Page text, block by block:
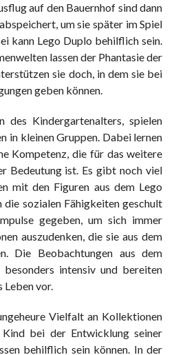
auf den Bauernhof sind dann
um sie später im Spiel
kann Lego Duplo behilflich sein.
lassen der Phantasie der
sie doch, in dem sie bei
geben können.
des Kindergartenalters, spielen
in kleinen Gruppen. Dabei lernen
Kompetenz, die für das weitere
Bedeutung ist. Es gibt noch viel
mit den Figuren aus dem Lego
sozialen Fähigkeiten geschult
gegeben, um sich immer
auszudenken, die sie aus dem
Die Beobachtungen aus dem
intensiv und bereiten
Leben vor.
Vielfalt an Kollektionen
bei der Entwicklung seiner
behilflich sein können. In der